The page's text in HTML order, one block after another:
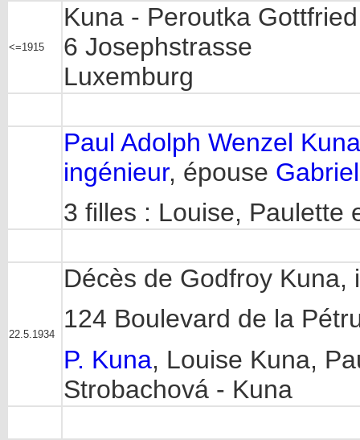
<=1915
Kuna - Peroutka Gottfried
6 Josephstrasse
Luxemburg
Paul Adolph Wenzel Kuna
ingénieur, épouse
3 filles : Louise, Paulette
22.5.1934
Décès de Godfroy
124 Boulevard de la
P. Kuna, Louise Kuna,
Strobachová - Kuna